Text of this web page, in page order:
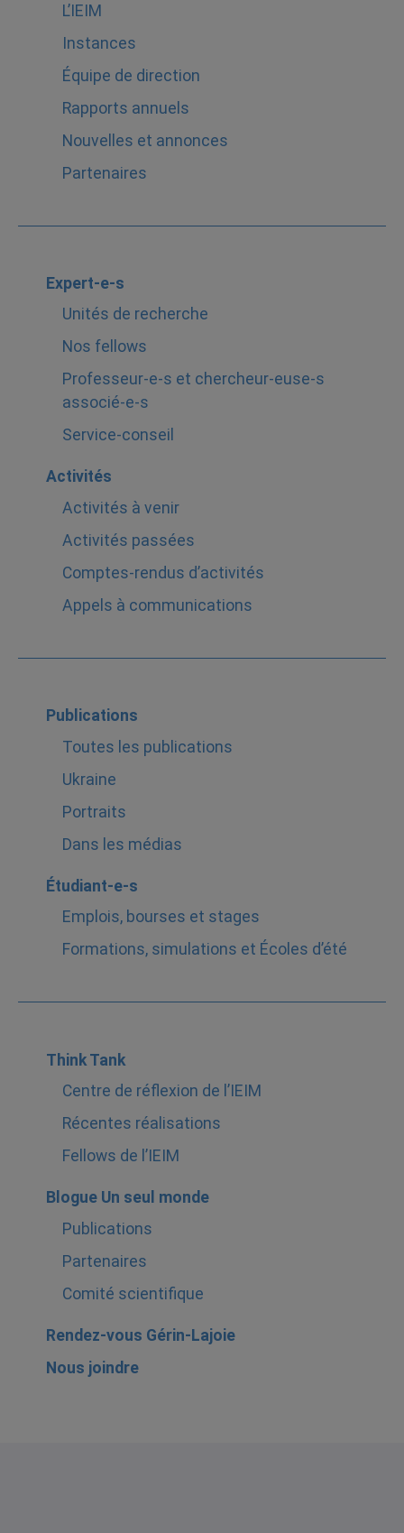
L’IEIM
Instances
Équipe de direction
Rapports annuels
Nouvelles et annonces
Partenaires
Expert-e-s
Unités de recherche
Nos fellows
Professeur-e-s et chercheur-euse-s
associé-e-s
Service-conseil
Activités
Activités à venir
Activités passées
Comptes-rendus d’activités
Appels à communications
Publications
Toutes les publications
Ukraine
Portraits
Dans les médias
Étudiant-e-s
Emplois, bourses et stages
Formations, simulations et Écoles d’été
Think Tank
Centre de réflexion de l’IEIM
Récentes réalisations
Fellows de l’IEIM
Blogue Un seul monde
Publications
Partenaires
Comité scientifique
Rendez-vous Gérin-Lajoie
Nous joindre